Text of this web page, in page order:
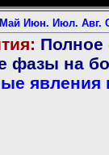
Май Июн. Июл. Авг.
Полное
фазы на
явления